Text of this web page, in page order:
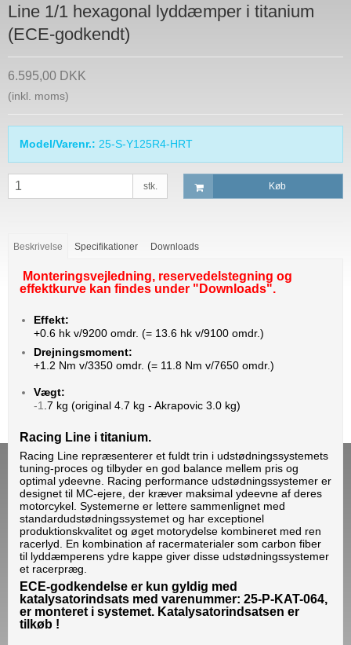
Line 1/1 hexagonal lyddæmper i titanium
(ECE-godkendt)
6.595,00 DKK
(inkl. moms)
Model/Varenr.: 25-S-Y125R4-HRT
stk. Køb
Beskrivelse Specifikationer Downloads
Monteringsvejledning, reservedelstegning og
effektkurve kan findes under "Downloads".
Effekt:
+0.6 hkv/9200 omdr. (= 13.6 hk v/9100 omdr.)
Drejningsmoment:
+1.2 Nm v/3350 omdr. (= 11.8 Nm v/7650 omdr.)
Vægt:
-1 .7 kg (original 4.7 kg - Akrapovic 3.0 kg)
Racing Line i titanium.
Racing Line repræsenterer et fuldt trin i udstødningssystemets
tuning-proces og tilbyder en god balance mellem pris og
optimal ydeevne. Racing performance udstødningssystemer er
designet til MC-ejere, der kræver maksimal ydeevne af deres
motorcykel. Systemerne er lettere sammenlignet med
standardudstødningssystemet og har exceptionel
produktionskvalitet og øget motorydelse kombineret med ren
racerlyd. En kombination af racermaterialer som carbon fiber
til lyddæmperens ydre kappe giver disse udstødningssystemer
et racerpræg.
ECE-godkendelse er kun gyldig med
katalysatorindsats med varenummer: 25-P-KAT-064,
er monteret i systemet. Katalysatorindsatsen er
tilkøb !